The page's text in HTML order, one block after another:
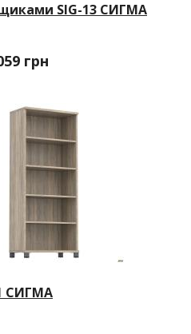
SIG-13 СИГМА
грн
СИГМА